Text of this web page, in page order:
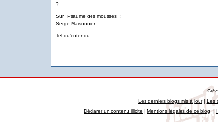
?
Sur "Psaume des mousses" :
Serge Maisonnier
Tel qu'entendu
Les derniers blogs mis à jour|Les
Déclarer un contenu illicite | Mentions légales de ce blog|